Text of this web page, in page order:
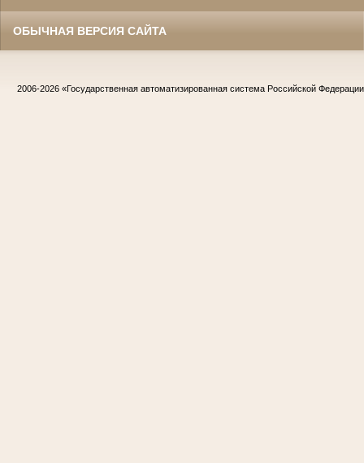
ОБЫЧНАЯ ВЕРСИЯ САЙТА
2006-2026 «Государственная автоматизированная система Российской